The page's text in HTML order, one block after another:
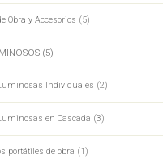
Obra y Accesorios (5)
(5)
Individuales (2)
en Cascada (3)
portátiles de obra (1)